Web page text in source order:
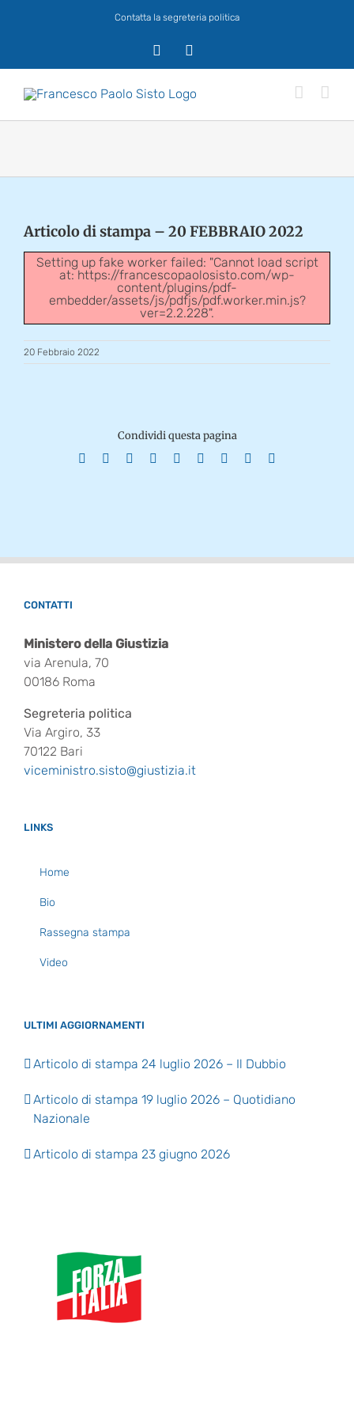
Contatta la segreteria politica
Articolo di stampa – 20 FEBBRAIO 2022
Setting up fake worker failed: "Cannot load script
at: https://francescopaolosisto.com/wp-
content/plugins/pdf-
embedder/assets/js/pdfjs/pdf.worker.min.js?
ver=2.2.228".
20 Febbraio 2022
Condividi questa pagina
Facebook Reddit LinkedInWhatsApp
TumblrPinterest
CONTATTI
Ministero della Giustizia
via Arenula, 70
00186 Roma
Segreteria politica
Via Argiro, 33
70122 Bari
viceministro.sisto@giustizia.it
LINKS
Home
Bio
Rassegna stampa
Video
ULTIMI AGGIORNAMENTI
Articolo di stampa 24 luglio 2026 – Il Dubbio
Articolo di stampa 19 luglio 2026 – Quotidiano
Nazionale
Articolo di stampa 23 giugno 2026